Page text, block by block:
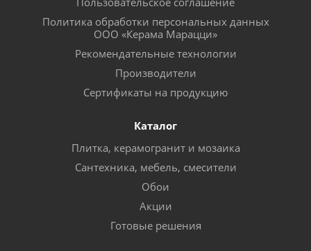
Политика обработки персональных данных
ООО «Керама Марацци»
Рекомендательные технологии
Производители
Сертификаты на продукцию
Каталог
Плитка, керамогранит и мозаика
Сантехника, мебель, смесители
Обои
Акции
Готовые решения